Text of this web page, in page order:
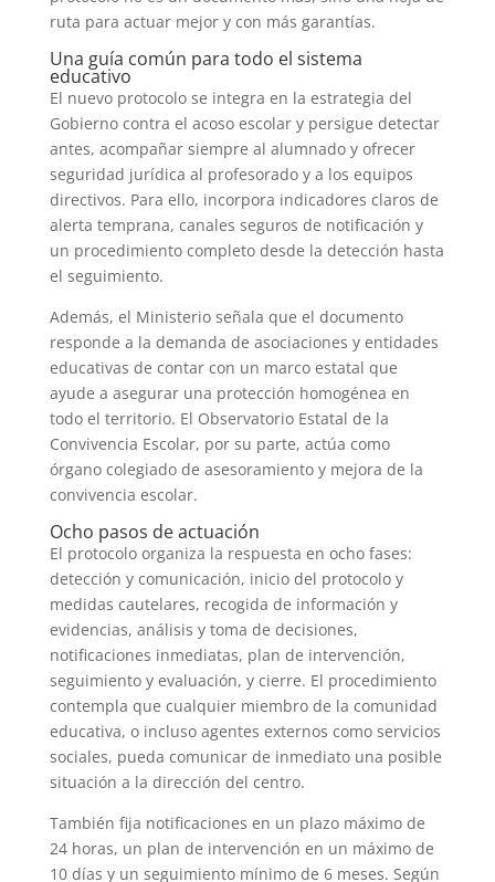
ruta para actuar mejor y con más garantías.
Una guía común para todo el sistema
educativo
El nuevo protocolo se integra en la estrategia del
Gobierno contra el acoso escolar y persigue detectar
antes, acompañar siempre al alumnado y ofrecer
seguridad jurídica al profesorado y a los equipos
directivos. Para ello, incorpora indicadores claros de
alerta temprana, canales seguros de notificación y
un procedimiento completo desde la detección hasta
el seguimiento.
Además, el Ministerio señala que el documento
responde a la demanda de asociaciones y entidades
educativas de contar con un marco estatal que
ayude a asegurar una protección homogénea en
todo el territorio. El Observatorio Estatal de la
Convivencia Escolar, por su parte, actúa como
órgano colegiado de asesoramiento y mejora de la
convivencia escolar.
Ocho pasos de actuación
El protocolo organiza la respuesta en ocho fases:
detección y comunicación, inicio del protocolo y
medidas cautelares, recogida de información y
evidencias, análisis y toma de decisiones,
notificaciones inmediatas, plan de intervención,
seguimiento y evaluación, y cierre. El procedimiento
contempla que cualquier miembro de la comunidad
educativa, o incluso agentes externos como servicios
sociales, pueda comunicar de inmediato una posible
situación a la dirección del centro.
También fija notificaciones en un plazo máximo de
24 horas, un plan de intervención en un máximo de
10 días y un seguimiento mínimo de 6 meses. Según